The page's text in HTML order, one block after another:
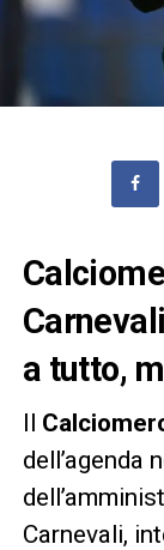
a tutto,
Il
dell’agenda
Carnevali,